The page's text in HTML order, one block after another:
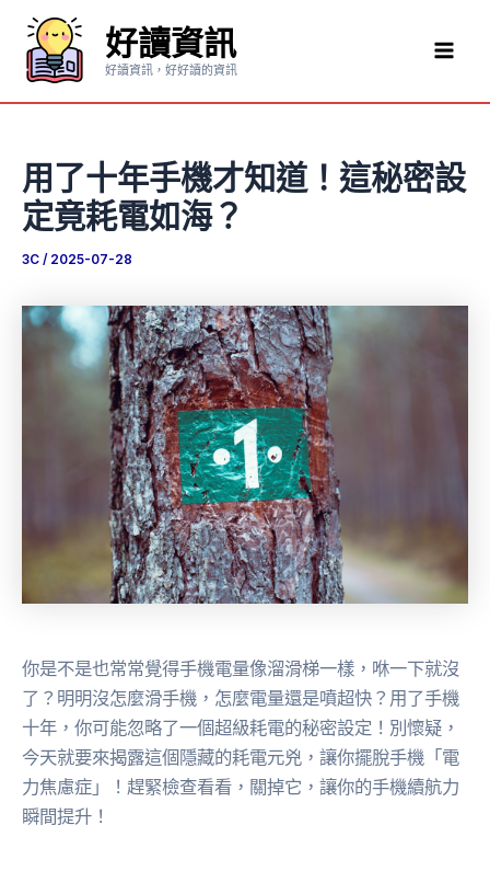
要
好讀資訊
好讀資訊，好好讀的資訊
用了十年手機才知道！這秘密設
定竟耗電如海？
3C / 2025-07-28
你是不是也常常覺得手機電量像溜滑梯一樣，咻一下就沒
了？明明沒怎麼滑手機，怎麼電量還是噴超快？用了手機
十年，你可能忽略了一個超級耗電的秘密設定！別懷疑，
今天就要來揭露這個隱藏的耗電元兇，讓你擺脫手機「電
力焦慮症」！趕緊檢查看看，關掉它，讓你的手機續航力
瞬間提升！